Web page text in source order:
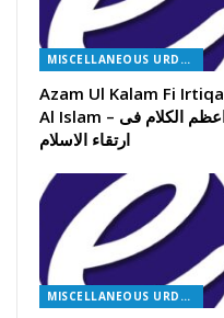
MISCELLANEOUS URDU BOOKS
Azam Ul Kalam Fi Irtiqa
Al Islam – اعظم الکلام فی
ارتقاء الاسلام
MISCELLANEOUS URDU BOOKS